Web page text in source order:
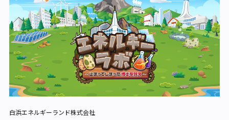
白浜エネルギーランド株式会社